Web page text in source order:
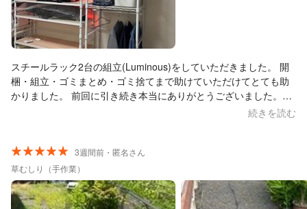
スチールラック2台の組立(Luminous)をしていただきました。 開
梱・組立・ゴミまとめ・ゴミ捨てまで助けていただけてとても助
かりました。 前回に引き続き本当にありがとうございました。ま
続きを読む
3週間前・匿名さん
草むしり（手作業）